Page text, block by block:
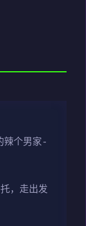
辣个男家-
，走出发